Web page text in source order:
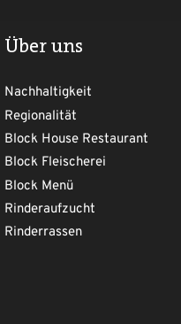
Über uns
Nachhaltigkeit
Regionalität
Block House Restaurant
Block Fleischerei
Block Menü
Rinderaufzucht
Rinderrassen